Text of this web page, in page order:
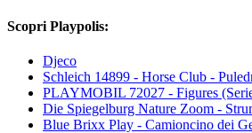
Scopri Playpolis:
Djeco
Schleich 14899 - Horse Club -
PLAYMOBIL 72027 - Figures
Die Spiegelburg Nature Zoom -
Blue Brixx Play - Camioncino dei